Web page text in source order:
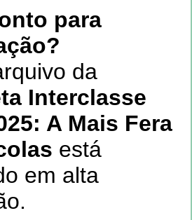
para
da
Interclasse
A Mais Fera
está
em alta